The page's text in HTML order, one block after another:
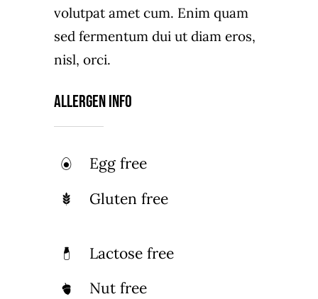
volutpat amet cum. Enim quam
sed fermentum dui ut diam eros,
nisl, orci.
Allergen Info
Egg free
Gluten free
Lactose free
Nut free